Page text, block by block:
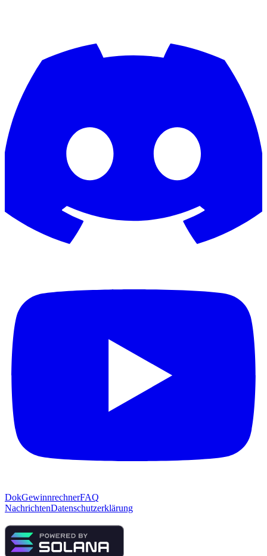
DokGewinnrechnerFAQ
NachrichtenDatenschutzerklärung